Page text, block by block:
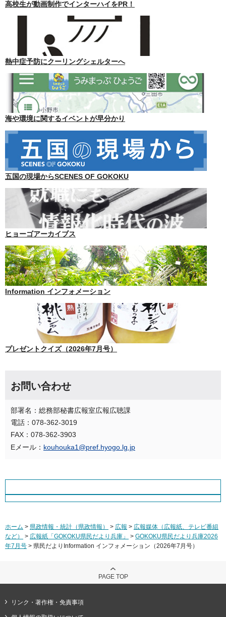
高校生が動画制作でインターハイをPR！
熱中症予防にクーリングシェルターへ
海や環境に関するイベントが早分かり
五国の現場からSCENES OF GOKOKU
ヒョーゴアーカイブス
Information インフォメーション
プレゼントクイズ（2026年7月号）
お問い合わせ
部署名：総務部秘書広報室広報広聴課
電話：078-362-3019
FAX：078-362-3903
Eメール： kouhouka1@pref.hyogo.lg.jp
ホーム > 県政情報・統計（県政情報） > 広報 > 広報媒体（広報紙、テレビ番組
など）
> 広報紙「GOKOKU県民だより兵庫」 > GOKOKU県民だより兵庫2026
年7月号 > 県民だよりInformation インフォメーション（2026年7月号）
PAGE TOP
リンク・著作権・免責事項